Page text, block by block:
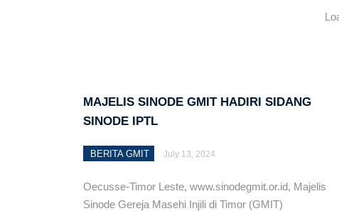
MAJELIS SINODE GMIT HADIRI SIDANG
SINODE IPTL
BERITA GMIT July 13, 2024
Oecusse-Timor Leste, www.sinodegmit.or.id, Majelis
Sinode Gereja Masehi Injili di Timor (GMIT)